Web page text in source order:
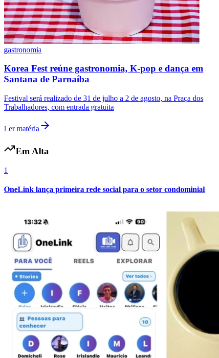
gastronomia
Korea Fest reúne gastronomia, K-pop e dança em
Santana de Parnaíba
Festival será realizado de 31 de julho a 2 de agosto, na Praça dos
Trabalhadores, com entrada gratuita
Ler matéria
Em Alta
1
OneLink lança primeira rede social para o setor condominial